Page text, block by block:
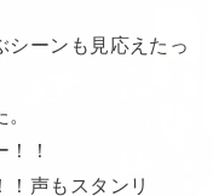
シーンも見応えたっ
！
！声もスタンリ